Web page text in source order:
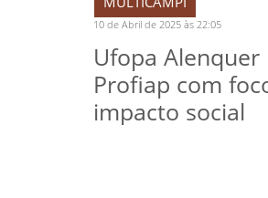
10 de Abril de 2025 às 22:05
Ufopa
Profiap com
impacto social